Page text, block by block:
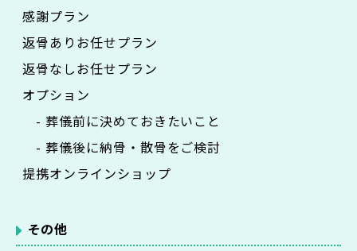
感謝プラン
返骨ありお任せプラン
返骨なしお任せプラン
オプション
- 葬儀前に決めておきたいこと
- 葬儀後に納骨・散骨をご検討
提携オンラインショップ
その他